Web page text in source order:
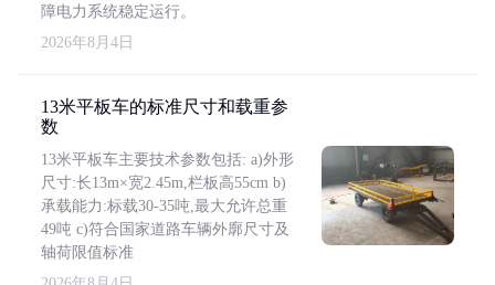
障电力系统稳定运行。
2026年8月4日
13米平板车的标准尺寸和载重参
数
13米平板车主要技术参数包括: a)外形
尺寸:长13m×宽2.45m,栏板高55cm b)
承载能力:标载30-35吨,最大允许总重
49吨 c)符合国家道路车辆外廓尺寸及
轴荷限值标准